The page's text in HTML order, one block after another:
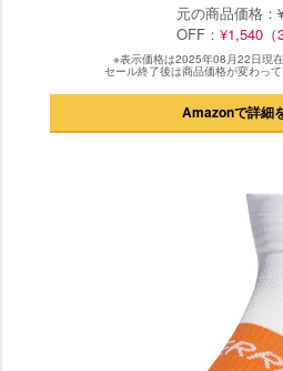
元の商品価格：
OFF： ¥1,540（
※表示価格は2025年08月22日現在
セール終了後は商品価格が変わって
Amazonで詳細